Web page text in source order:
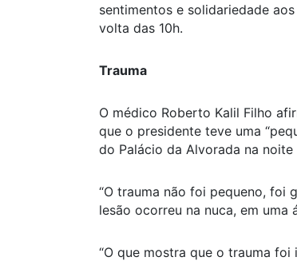
sentimentos e solidariedade
volta das 10h.
Trauma
O médico Roberto Kalil Filho
que o presidente teve uma
do Palácio da Alvorada na noite
“O trauma não foi pequeno, foi
lesão ocorreu na nuca, em uma
“O que mostra que o trauma